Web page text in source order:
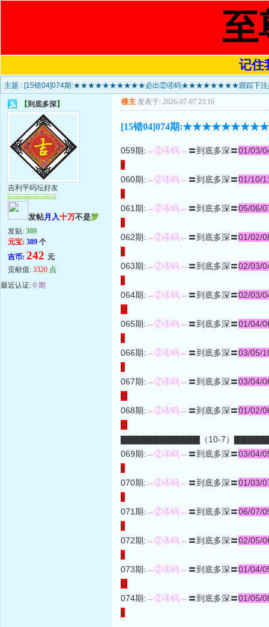
至
记住
主题 : [15错04]074期:★★★★★★★★★★必出②④码★★★★★★★★跟踪下注
【到底多深】
吉利平码坛好友
发帖月入十万不是梦
发贴: 389
元宝: 389 个
吉币: 242 元
贡献值: 3320 点
最近认证: 0 期
楼主 发表于: 2026-07-07 23:16
[15错04]074期
059期: →②④码← 〓到底多深〓01/03/
s
060期: →②④码← 〓到底多深〓01/10/
s
061期: →②④码← 〓到底多深〓05/06/
s
062期: →②④码← 〓到底多深〓01/02/
s
063期: →②④码← 〓到底多深〓02/03/
s
064期: →②④码← 〓到底多深〓02/03/
O
065期: →②④码← 〓到底多深〓01/04/
s
066期: →②④码← 〓到底多深〓03/05/
s
067期: →②④码← 〓到底多深〓03/04/
O
068期: →②④码← 〓到底多深〓01/02/
O
▇▇▇▇▇▇▇▇▇▇▇▇（10-7）
069期: →②④码← 〓到底多深〓03/04/
s
070期: →②④码← 〓到底多深〓01/03/
s
071期: →②④码← 〓到底多深〓06/07/
s
072期: →②④码← 〓到底多深〓02/05/
s
073期: →②④码← 〓到底多深〓01/04/
O
074期: →②④码← 〓到底多深〓01/05/
s